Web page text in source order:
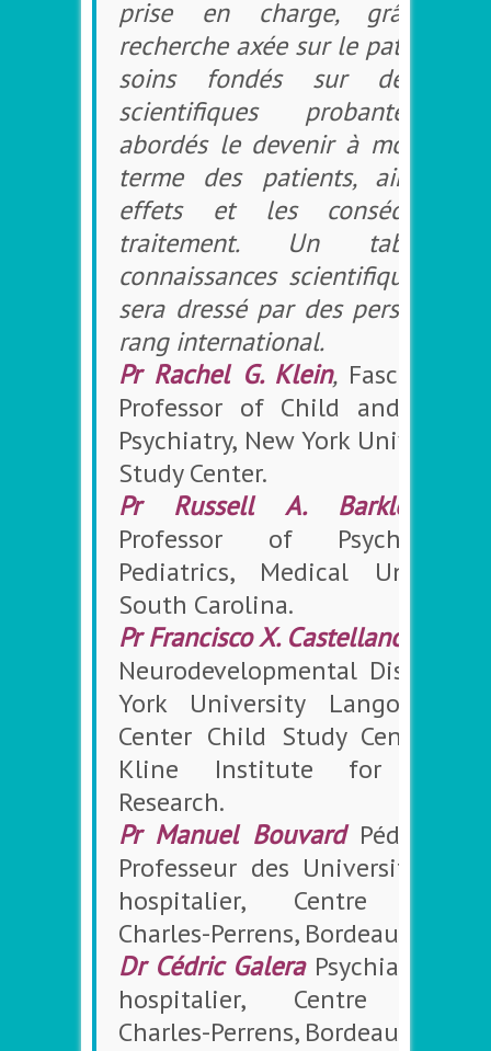
prise en charge, grâce à
recherche axée sur le patient et
soins fondés sur des
scientifiques probantes.
abordés le devenir à moyen et
terme des patients, ainsi
effets et les
traitement. Un tableau
connaissances scientifiques
sera dressé par des
rang international.
Pr Rachel G. Klein, Fascitelli
Professor of Child and
Psychiatry, New York University
Study Center.
Pr Russell A. Barkley
Professor of Psychiatry
Pediatrics, Medical
South Carolina.
Pr Francisco X. Castellanos
Neurodevelopmental Disorders,
York University Langone
Center Child Study Center;
Kline Institute for
Research.
Pr Manuel Bouvard
Professeur des Universités-
hospitalier, Centre
Charles-Perrens, Bordeaux.
Dr Cédric Galera Psychiatre-
hospitalier, Centre
Charles-Perrens, Bordeaux